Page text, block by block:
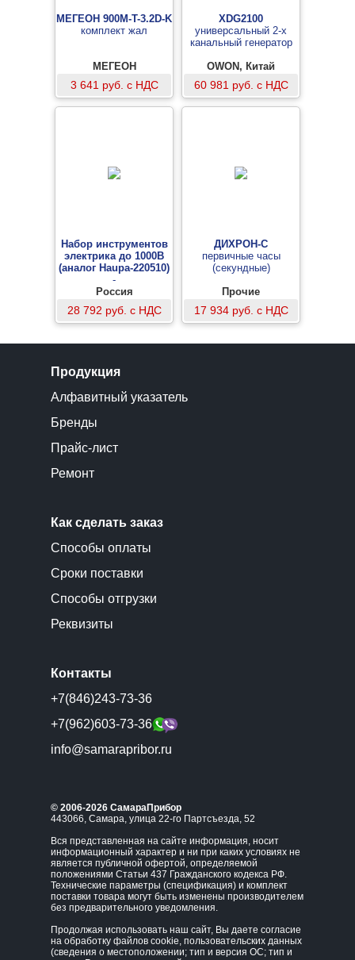
МЕГЕОН 900M-T-3.2D-K
комплект жал
МЕГЕОН
3 641 руб. с НДС
XDG2100
универсальный 2-х
канальный генератор
OWON, Китай
60 981 руб. с НДС
Набор инструментов
электрика до 1000В
(аналог Haupa-220510)
-
Россия
28 792 руб. с НДС
ДИХРОН-С
первичные часы
(секундные)
Прочие
17 934 руб. с НДС
Продукция
Алфавитный указатель
Бренды
Прайс-лист
Ремонт
Как сделать заказ
Способы оплаты
Сроки поставки
Способы отгрузки
Реквизиты
Контакты
+7(846)243-73-36
+7(962)603-73-36
info@samarapribor.ru
© 2006-2026 СамараПрибор
443066, Самара, улица 22-го Партсъезда, 52
Вся представленная на сайте информация, носит
информационный характер и ни при каких условиях не
является публичной офертой, определяемой
положениями Статьи 437 Гражданского кодекса РФ.
Технические параметры (спецификация) и комплект
поставки товара могут быть изменены производителем
без предварительного уведомления.
Продолжая использовать наш сайт, Вы даете согласие
на обработку файлов cookie, пользовательских данных
(сведения о местоположении; тип и версия ОС; тип и